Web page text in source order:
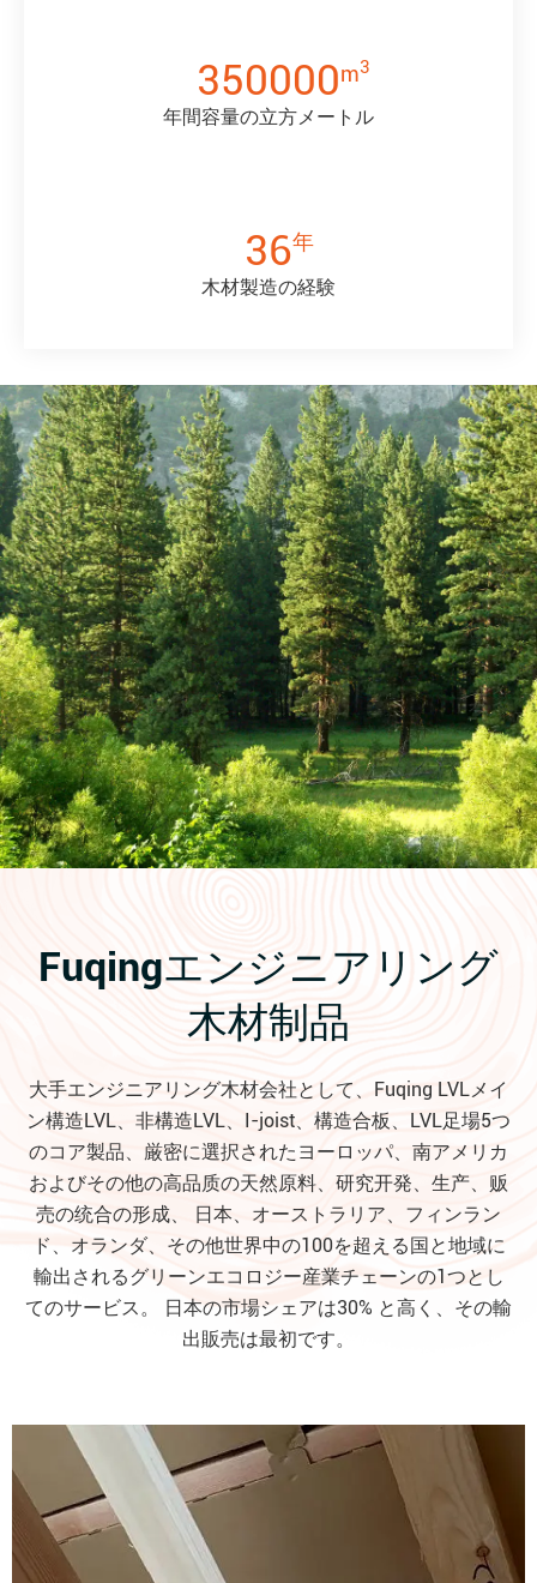
350000m3
年間容量の立方メートル
36年
木材製造の経験
Fuqingエンジニアリング
木材制品
大手エンジニアリング木材会社として、Fuqing LVLメイ
ン構造LVL、非構造LVL、I-joist、構造合板、LVL足場5つ
のコア製品、厳密に選択されたヨーロッパ、南アメリカ
およびその他の高品质の天然原料、研究开発、生产、贩
売の统合の形成、 日本、オーストラリア、フィンラン
ド、オランダ、その他世界中の100を超える国と地域に
輸出されるグリーンエコロジー産業チェーンの1つとし
てのサービス。 日本の市場シェアは30% と高く、その輸
出販売は最初です。
非構造LVL
もっと読む